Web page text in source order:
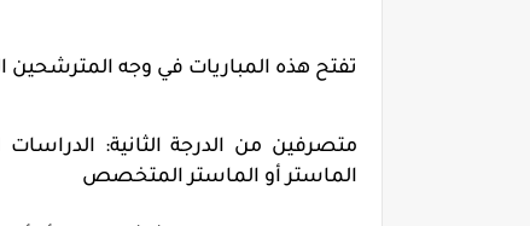
تفتح هذه المباريات في وجه المترشحين
متصرفين من الدرجة الثانية:
الماستر أو الماستر المتخصص